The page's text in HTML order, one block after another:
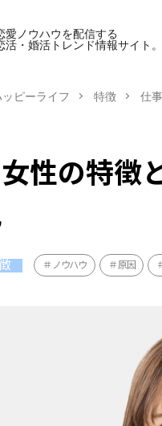
愛ノウハウを配信する
活・婚活トレンド情報サイト。
ッピーライフ 特徴 仕
性の特徴
ノウハウ 原因